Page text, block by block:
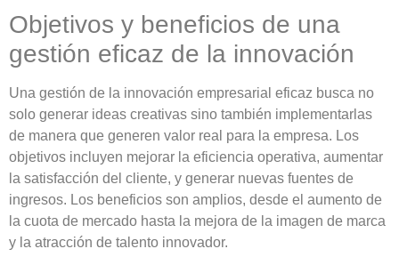
Objetivos y beneficios de una
gestión eficaz de la innovación
Una gestión de la innovación empresarial eficaz busca no
solo generar ideas creativas sino también implementarlas
de manera que generen valor real para la empresa. Los
objetivos incluyen mejorar la eficiencia operativa, aumentar
la satisfacción del cliente, y generar nuevas fuentes de
ingresos. Los beneficios son amplios, desde el aumento de
la cuota de mercado hasta la mejora de la imagen de marca
y la atracción de talento innovador.